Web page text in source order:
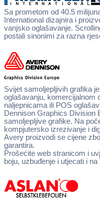
Sa prometom od 40.5
International dizajnira i
vanjsko oglašavanje.
postali sinonimi za razna
Svijet samoljepljivih grafika
oglašavanju, komercijalnom
naljepnicama ili POS
Dennison Graphics Division
samoljepljive grafike. Na
kompjutersko izrezivanje i
Avery proizvodi se cijene
garantira.
Prošećite web stranicom i
boju, uzbuđenje i utjecati i